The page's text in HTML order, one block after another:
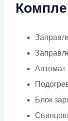
Автомат
Блок